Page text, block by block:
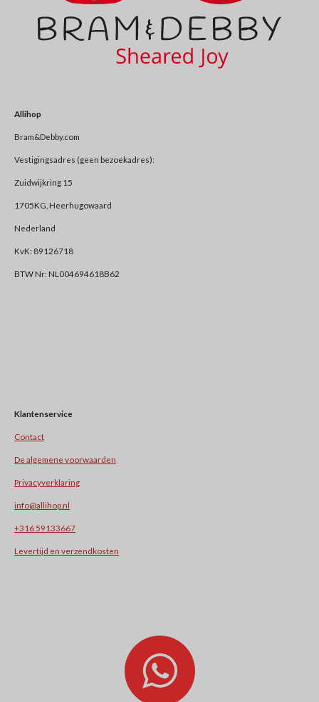
Allihop
Bram&Debby.com
Vestigingsadres (geen bezoekadres):
Zuidwijkring 15
1705KG, Heerhugowaard
Nederland
KvK: 89126718
BTW Nr: NL004694618B62
Klantenservice
Contact
De algemene voorwaarden
Privacyverklaring
info@allihop.nl
+31 6 59133667
Levertijd en verzendkosten